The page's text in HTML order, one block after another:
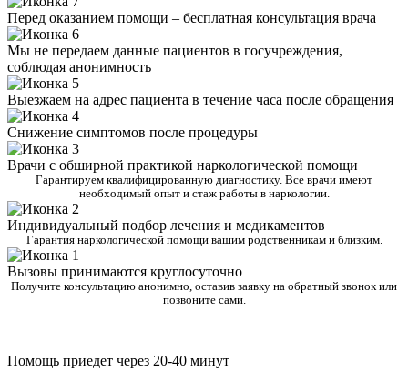
Перед оказанием помощи – бесплатная консультация врача
Мы не передаем данные пациентов в госучреждения,
соблюдая анонимность
Выезжаем на адрес пациента в течение часа после обращения
Снижение симптомов после процедуры
Врачи с обширной практикой наркологической помощи
Гарантируем квалифицированную диагностику. Все врачи имеют
необходимый опыт и стаж работы в наркологии.
Индивидуальный подбор лечения и медикаментов
Гарантия наркологической помощи вашим родственникам и близким.
Вызовы принимаются круглосуточно
Получите консультацию анонимно, оставив заявку на обратный звонок или
позвоните сами.
Помощь приедет через 20-40 минут